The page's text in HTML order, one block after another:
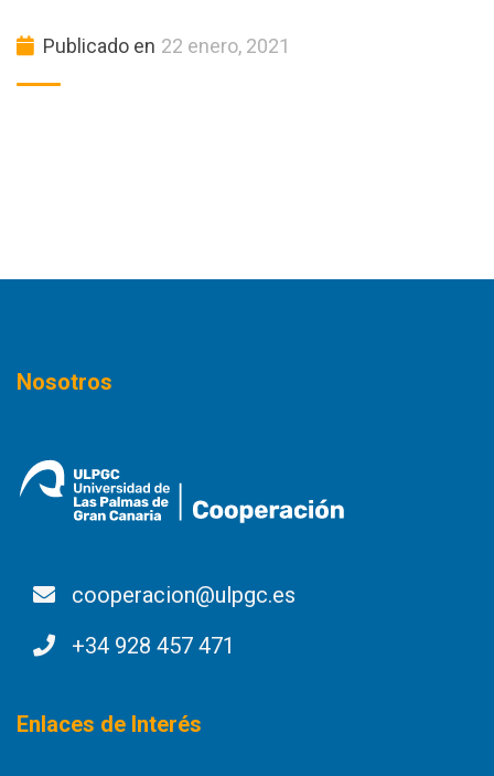
Publicado en 22 enero, 2021
Nosotros
cooperacion@ulpgc.es
+34 928 457 471
Enlaces de Interés